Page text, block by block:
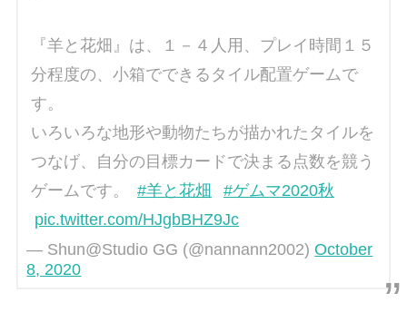
『羊と花畑』は、１－４人用、プレイ時間１５
分程度の、小箱でできるタイル配置ゲームで
す。
いろいろな地形や動物たちが描かれたタイルを
つなげ、自分の目標カードで決まる点数を競う
ゲームです。
#羊と花畑
#ゲムマ2020秋
pic.twitter.com/HJgbBHZ9Jc
— Shun@Studio GG (@nannann2002)October
8, 2020